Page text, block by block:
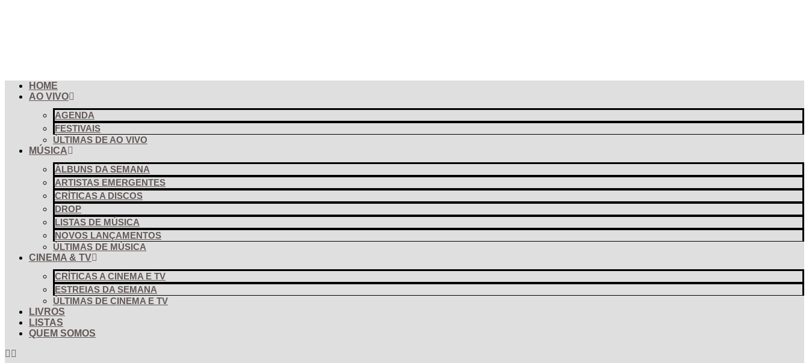
HOME
AO VIVO
AGENDA
FESTIVAIS
ÚLTIMAS DE AO VIVO
MÚSICA
ÁLBUNS DA SEMANA
ARTISTAS EMERGENTES
CRÍTICAS A DISCOS
DROP
LISTAS DE MÚSICA
NOVOS LANÇAMENTOS
ÚLTIMAS DE MÚSICA
CINEMA & TV
CRÍTICAS A CINEMA E TV
ESTREIAS DA SEMANA
ÚLTIMAS DE CINEMA E TV
LIVROS
LISTAS
QUEM SOMOS